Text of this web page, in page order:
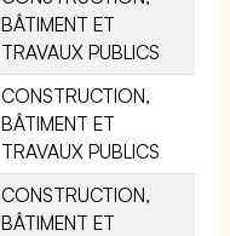
BÂTIMENT ET
TRAVAUX PUBLICS
CONSTRUCTION,
BÂTIMENT ET
TRAVAUX PUBLICS
CONSTRUCTION,
BÂTIMENT ET